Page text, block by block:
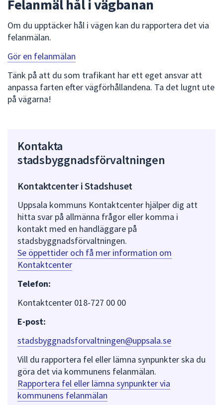
Felanmäl hål i vägbanan
Om du upptäcker hål i vägen kan du rapportera det via
felanmälan.
Gör en felanmälan
Tänk på att du som trafikant har ett eget ansvar att
anpassa farten efter vägförhållandena. Ta det lugnt ute
på vägarna!
Kontakta
stadsbyggnadsförvaltningen
Kontaktcenter i Stadshuset
Uppsala kommuns Kontaktcenter hjälper dig att
hitta svar på allmänna frågor eller komma i
kontakt med en handläggare på
stadsbyggnadsförvaltningen.
Se öppettider och få mer information om
Kontaktcenter
Telefon:
Kontaktcenter 018-727 00 00
E-post:
stadsbyggnadsforvaltningen@uppsala.se
Vill du rapportera fel eller lämna synpunkter ska du
göra det via kommunens felanmälan.
Rapportera fel eller lämna synpunkter via
kommunens felanmälan